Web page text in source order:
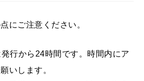
にご注意ください。
行から24時間です。時間内にア
いします。